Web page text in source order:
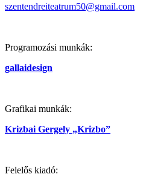
szentendreiteatrum50@gmail.com
Programozási munkák:
gallaidesign
Grafikai munkák:
Krizbai Gergely „Krizbo”
Felelős kiadó: